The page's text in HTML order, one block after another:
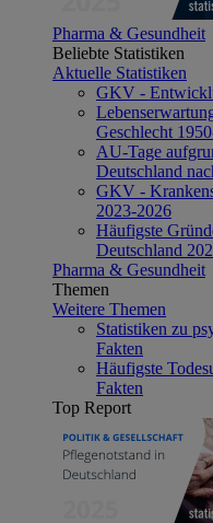
Pharma & Gesundheit
Beliebte Statistiken
Aktuelle Statistiken
GKV -
Geschlecht
AU-Tage
Deutschland
GKV -
2023-2026
Häufigste
Deutschland
Pharma & Gesundheit
Themen
Weitere Themen
Statistiken zu
Fakten
Häufigste
Fakten
Top Report